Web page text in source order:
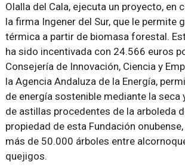
Olalla del Cala, ejecuta un proyecto, en
la firma Ingener del Sur, que le permite
térmica a partir de biomasa forestal.
ha sido incentivada con 24.566 euros
Consejería de Innovación, Ciencia y
la Agencia Andaluza de la Energía,
de energía sostenible mediante la seca
de astillas procedentes de la arboleda
propiedad de esta Fundación
más de 50.000 árboles entre
quejigos.